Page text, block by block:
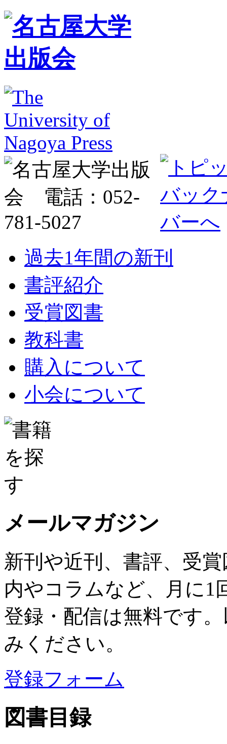
過去1年間の新刊
書評紹介
受賞図書
教科書
購入について
小会について
メールマガジン
新刊や近刊、書評、受
内やコラムなど、月に1
登録・配信は無料です
みください。
登録フォーム
図書目録